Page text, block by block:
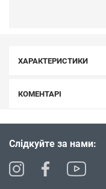
ХАРАКТЕРИСТИКИ
КОМЕНТАРІ
Слідкуйте за нами: